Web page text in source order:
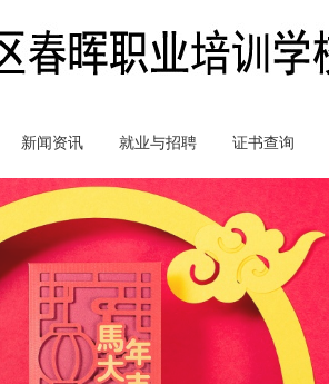
新闻资讯 就业与招聘 证书查询